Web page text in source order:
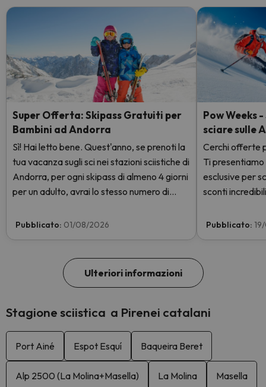
Super Offerta: Skipass Gratuiti per
Bambini ad Andorra
Sì! Hai letto bene. Quest'anno, se prenoti la
tua vacanza sugli sci nei stazioni sciistiche di
Andorra, per ogni skipass di almeno 4 giorni
per un adulto, avrai lo stesso numero di
GRATIS. Entra e scoprilo qui.
Pubblicato: 01/08/2026
Pow Weeks
sciare sulle
Cerchi offerte
Ti
esclusive per
sconti
Pubblicato:
Ulteriori informazioni
Stagione sciistica a Pirenei catalani
Port Ainé Espot Esquí Baqueira Beret
Alp 2500 (La Molina+Masella) La Molina Masella